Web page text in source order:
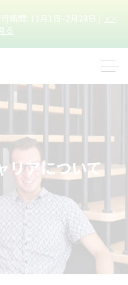
期間: 11月1日–2月28日 |
👉
る
リアについて